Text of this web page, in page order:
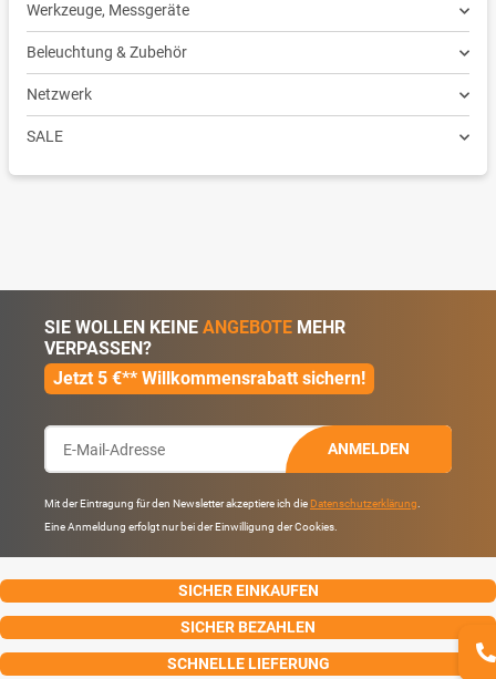
Werkzeuge, Messgeräte
Beleuchtung & Zubehör
Netzwerk
SALE
SIE WOLLEN KEINE ANGEBOTE MEHR
VERPASSEN?
Jetzt 5 €** Willkommensrabatt sichern!
ANMELDEN
Mit der Eintragung für den Newsletter akzeptiere ich die Datenschutzerklärung.
Eine Anmeldung erfolgt nur bei der Einwilligung der Cookies.
SICHER EINKAUFEN
SICHER BEZAHLEN
SCHNELLE LIEFERUNG